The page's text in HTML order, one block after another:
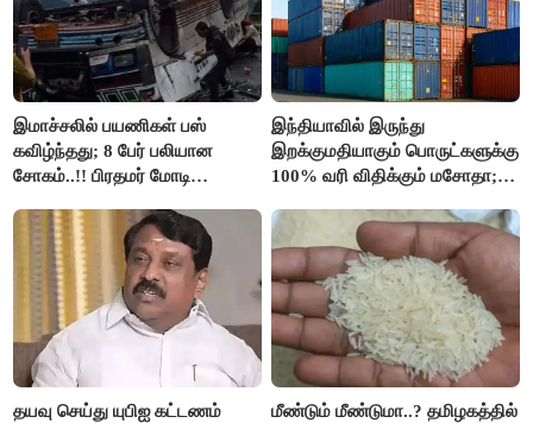
இமாச்சலில் பயணிகள் பஸ்
கவிழ்ந்தது; 8 பேர் பலியான
சோகம்..!! பிரதமர் மோடி
இந்தியாவில் இருந்து
இறக்குமதியாகும் பொருட்களுக்கு
100% வரி விதிக்கும் மசோதா;
தயவு செய்து யுபிஐ கட்டணம்
மீண்டும் மீண்டுமா..? தமிழகத்தில்